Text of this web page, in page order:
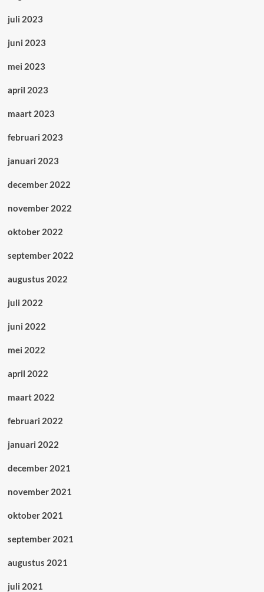
juli 2023
juni 2023
mei 2023
april 2023
maart 2023
februari 2023
januari 2023
december 2022
november 2022
oktober 2022
september 2022
augustus 2022
juli 2022
juni 2022
mei 2022
april 2022
maart 2022
februari 2022
januari 2022
december 2021
november 2021
oktober 2021
september 2021
augustus 2021
juli 2021